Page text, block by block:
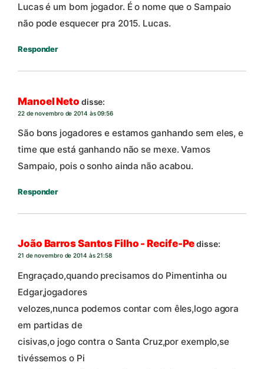
Lucas é um bom jogador. É o nome que o Sampaio
não pode esquecer pra 2015. Lucas.
Responder
Manoel Neto disse:
22 de novembro de 2014 às 09:56
São bons jogadores e estamos ganhando sem eles, e
time que está ganhando não se mexe. Vamos
Sampaio, pois o sonho ainda não acabou.
Responder
João Barros Santos Filho - Recife-Pedisse:
21 de novembro de 2014 às 21:58
Engraçado,quando precisamos do Pimentinha ou
Edgar,jogadores
velozes,nunca podemos contar com êles,logo agora
em partidas de
cisivas,o jogo contra o Santa Cruz,por exemplo,se
tivéssemos o Pi